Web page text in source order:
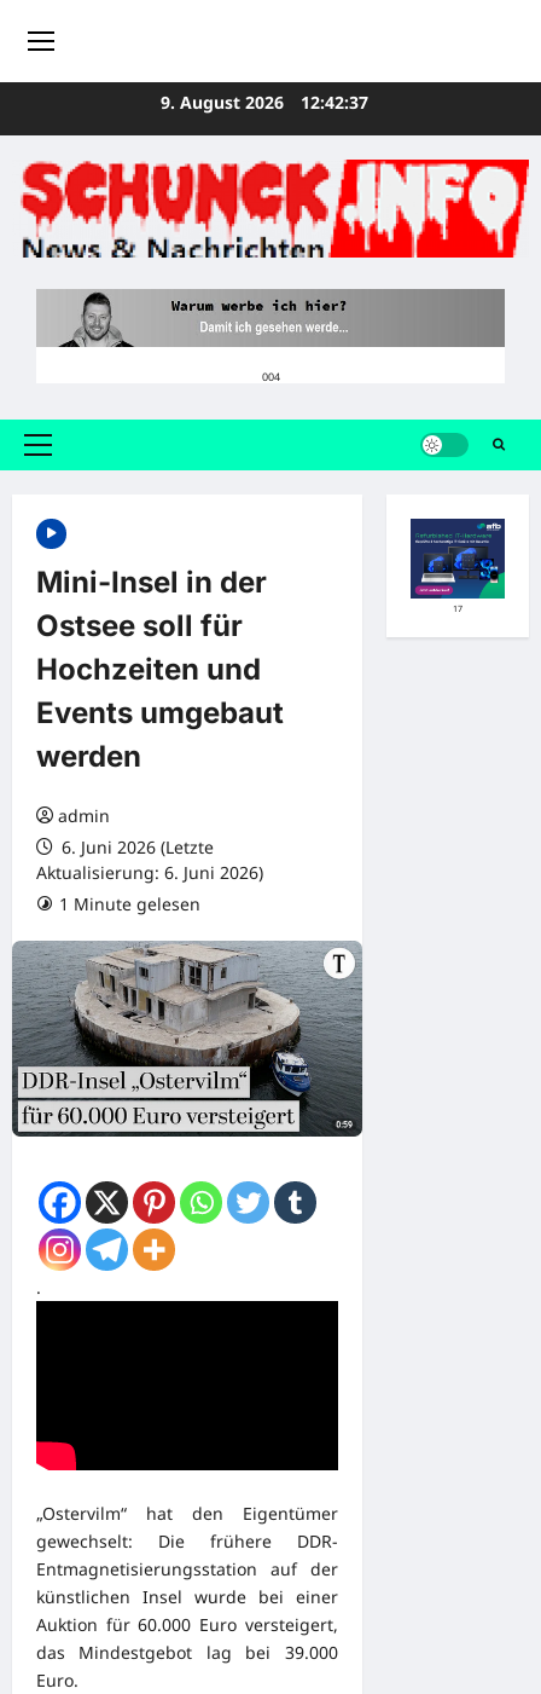
9. August 2026 12:42:37
004
Primäres
Mini-Insel in der
Ostsee soll für
Hochzeiten und
Events umgebaut
werden
admin
6. Juni 2026 (Letzte
Aktualisierung: 6. Juni 2026)
1 Minute gelesen
.
„Ostervilm“ hat den Eigentümer
gewechselt: Die frühere DDR-
Entmagnetisierungsstation auf der
künstlichen Insel wurde bei einer
Auktion für 60.000 Euro versteigert,
das Mindestgebot lag bei 39.000
Euro.
17